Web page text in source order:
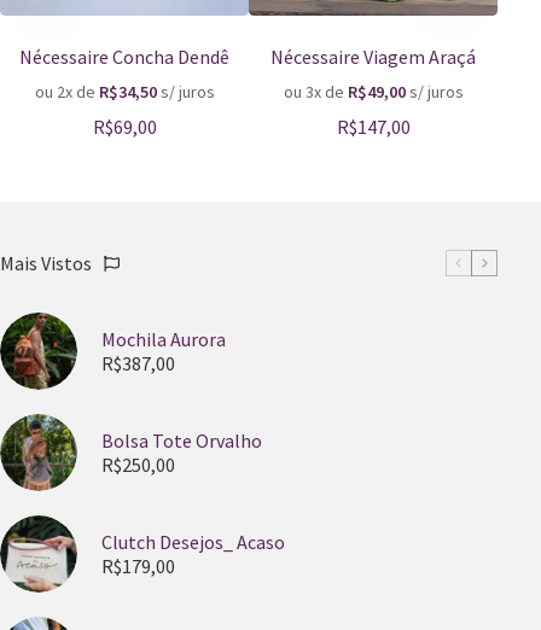
Nécessaire Concha Dendê
ou 2x de R$34,50s/ juros
R$69,00
Nécessaire Viagem Araçá
ou 3x de R$49,00s/ juros
R$147,00
Mais Vistos
Mochila Aurora
R$387,00
Bolsa Tote Orvalho
R$250,00
Clutch Desejos_ Acaso
R$179,00